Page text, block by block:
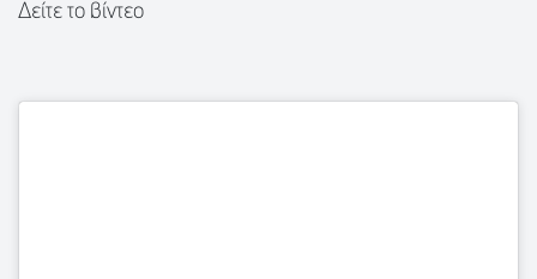
Δείτε το βίντεο